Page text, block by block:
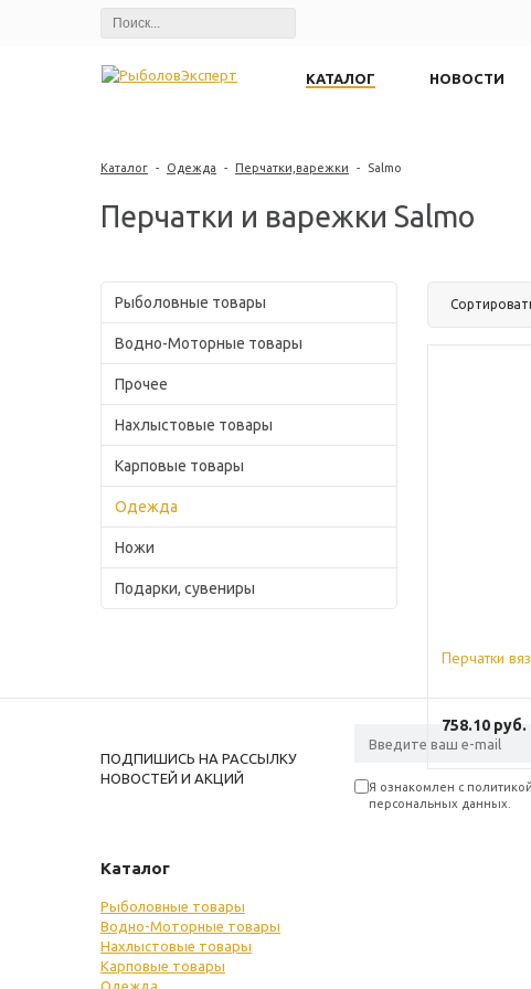
КАТАЛОГ НОВОСТИ
Каталог - Одежда - Перчатки,варежки - Salmo
Перчатки и варежки Salmo
Рыболовные товары
Водно-Моторные товары
Прочее
Нахлыстовые товары
Карповые товары
Одежда
Ножи
Подарки, сувениры
Перчатки
758.10 руб.
ПОДПИШИСЬ НА РАССЫЛКУ
НОВОСТЕЙ И АКЦИЙ
Я ознакомлен с
персональных данных.
Каталог
Рыболовные товары
Водно-Моторные товары
Нахлыстовые товары
Карповые товары